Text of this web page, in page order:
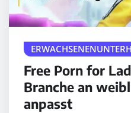
Free Porn for
Branche an
anpasst